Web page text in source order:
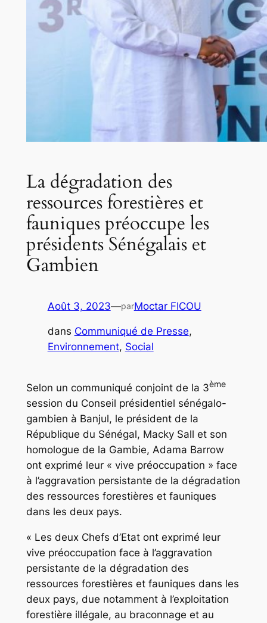
La dégradation des
ressources forestières et
fauniques préoccupe les
présidents Sénégalais et
Gambien
Août 3, 2023—parMoctar FICOU
dans Communiqué de Presse
Environnement, Social
Selon un communiqué conjoint de la 3ème
session du Conseil présidentiel sénégalo-
gambien à Banjul, le président de la
République du Sénégal, Macky Sall et son
homologue de la Gambie, Adama Barrow
ont exprimé leur « vive préoccupation » face
à l’aggravation persistante de la dégradation
des ressources forestières et fauniques
dans les deux pays.
« Les deux Chefs d’Etat ont exprimé leur
vive préoccupation face à l’aggravation
persistante de la dégradation des
ressources forestières et fauniques dans les
deux pays, due notamment à l’exploitation
forestière illégale, au braconnage et au